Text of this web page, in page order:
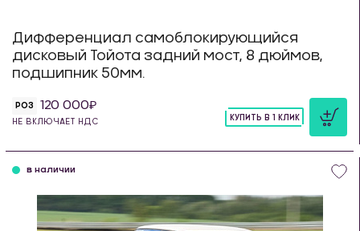
Дифференциал самоблокирующийся
дисковый Тойота задний мост, 8 дюймов,
подшипник 50мм.
РОЗ 120 000
НЕ ВКЛЮЧАЕТ НДС
КУПИТЬ В 1 КЛИК
в наличии